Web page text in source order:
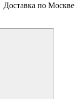
Доставка по Москве